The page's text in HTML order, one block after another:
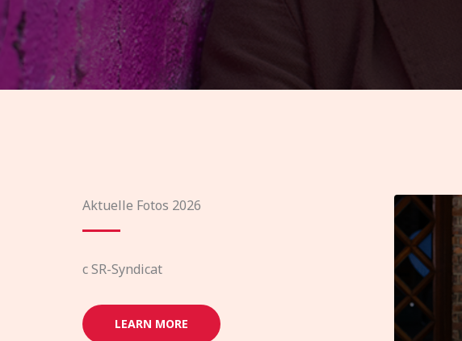
Aktuelle Fotos 2026
c SR-Syndicat
LEARN MORE